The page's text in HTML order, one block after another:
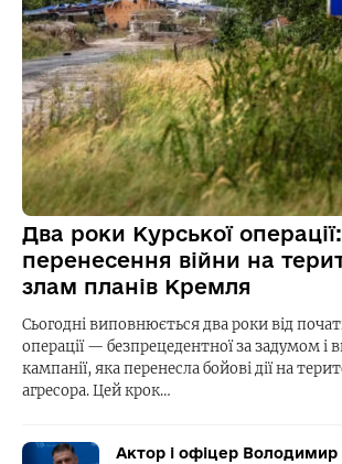
Два роки Курської операції:
перенесення війни на
злам планів Кремля
Сьогодні виповнюється два роки від
операції — безпрецедентної за задумом і
кампанії, яка перенесла бойові дії на
агресора. Цей крок…
Актор і офіцер